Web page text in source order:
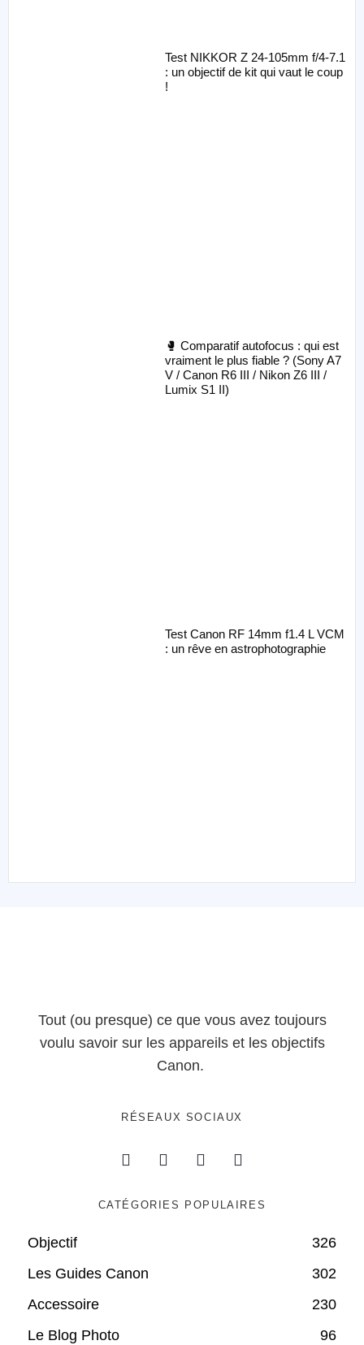
Test NIKKOR Z 24-105mm f/4-7.1
: un objectif de kit qui vaut le coup
!
🥊 Comparatif autofocus : qui est
vraiment le plus fiable ? (Sony A7
V / Canon R6 III / Nikon Z6 III /
Lumix S1 II)
Test Canon RF 14mm f1.4 L VCM
: un rêve en astrophotographie
Tout (ou presque) ce que vous avez toujours
voulu savoir sur les appareils et les objectifs
Canon.
RÉSEAUX SOCIAUX
CATÉGORIES POPULAIRES
Objectif
326
Les Guides Canon
302
Accessoire
230
Le Blog Photo
96